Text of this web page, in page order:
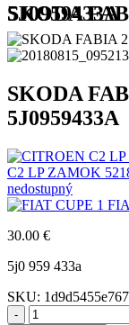
SKODA FABIA 2 RJ KOMFORT 5J0959433A
SKODA
5J0959433A
C2 LP ZAMOK
nedostupný
30.00 €
5j0 959 433a
SKU: 1d9d5455e767
-